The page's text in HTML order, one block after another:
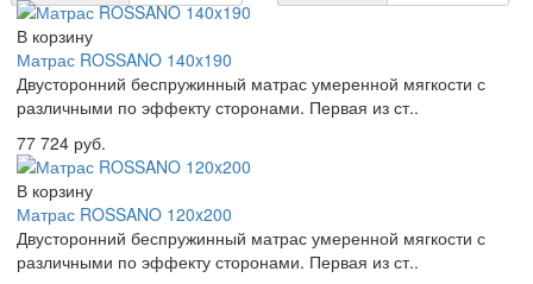
В корзину
Матрас ROSSANO 140x190
Двусторонний беспружинный матрас умеренной мягкости с
различными по эффекту сторонами. Первая из ст..
77 724 руб.
В корзину
Матрас ROSSANO 120x200
Двусторонний беспружинный матрас умеренной мягкости с
различными по эффекту сторонами. Первая из ст..